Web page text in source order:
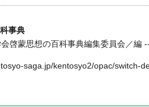
事典
啓蒙思想の百科事典編集委員会／
saga.jp/kentosyo2/opac/switch-